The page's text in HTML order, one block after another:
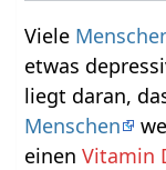
Viele
etwas
liegt daran,
Menschen
einenVitamin